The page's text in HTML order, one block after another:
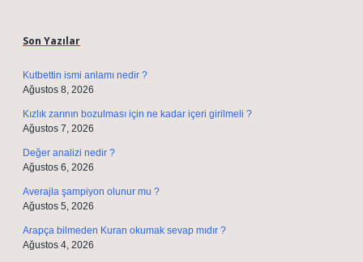
Son Yazılar
Kutbettin ismi anlamı nedir ?
Ağustos 8, 2026
Kızlık zarının bozulması için ne kadar içeri girilmeli ?
Ağustos 7, 2026
Değer analizi nedir ?
Ağustos 6, 2026
Averajla şampiyon olunur mu ?
Ağustos 5, 2026
Arapça bilmeden Kuran okumak sevap mıdır ?
Ağustos 4, 2026